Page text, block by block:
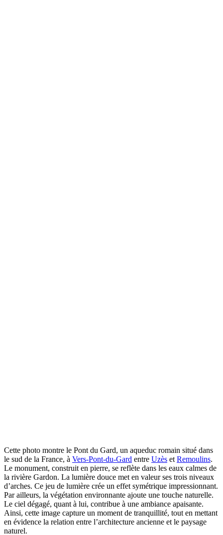
Cette photo montre le Pont du Gard, un aqueduc romain situé dans
le sud de la France, à Vers-Pont-du-Gard entre Uzès etRemoulins.
Le monument, construit en pierre, se reflète dans les eaux calmes de
la rivière Gardon. La lumière douce met en valeur ses trois niveaux
d’arches. Ce jeu de lumière crée un effet symétrique impressionnant.
Par ailleurs, la végétation environnante ajoute une touche naturelle.
Le ciel dégagé, quant à lui, contribue à une ambiance apaisante.
Ainsi, cette image capture un moment de tranquillité, tout en mettant
en évidence la relation entre l’architecture ancienne et le paysage
naturel.